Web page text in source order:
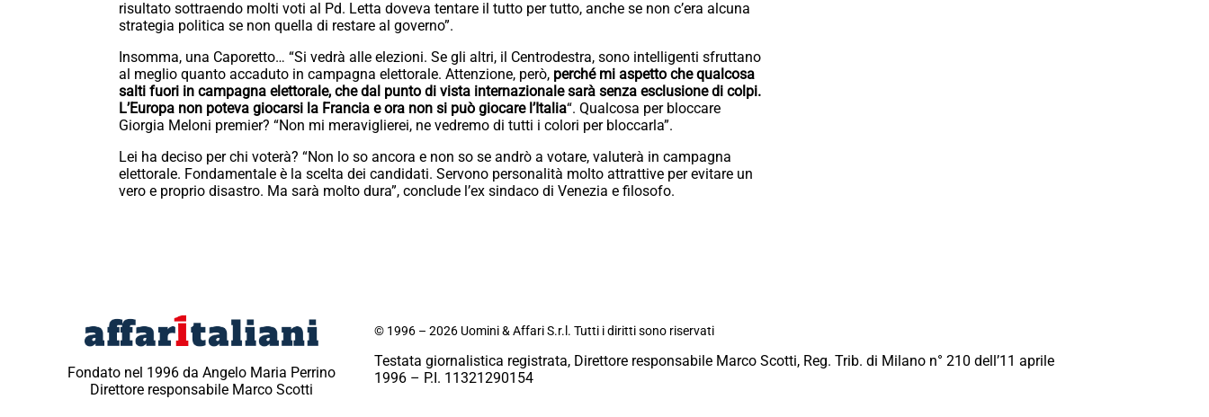
risultato sottraendo molti voti al Pd. Letta doveva tentare il tutto per tutto, anche se non c’era alcuna
strategia politica se non quella di restare al governo”.
Insomma, una Caporetto… “Si vedrà alle elezioni. Se gli altri, il Centrodestra, sono intelligenti sfruttano
al meglio quanto accaduto in campagna elettorale. Attenzione, però, perché mi aspetto che qualcosa
salti fuori in campagna elettorale, che dal punto di vista internazionale sarà senza esclusione di colpi.
L’Europa non poteva giocarsi la Francia e ora non si può giocare l’Italia“. Qualcosa per bloccare
Giorgia Meloni premier? “Non mi meraviglierei, ne vedremo di tutti i colori per bloccarla”.
Lei ha deciso per chi voterà? “Non lo so ancora e non so se andrò a votare, valuterà in campagna
elettorale. Fondamentale è la scelta dei candidati. Servono personalità molto attrattive per evitare un
vero e proprio disastro. Ma sarà molto dura”, conclude l’ex sindaco di Venezia e filosofo.
Fondato nel 1996 da Angelo Maria Perrino
Direttore responsabile Marco Scotti
© 1996 – 2026 Uomini & Affari S.r.l. Tutti i diritti sono riservati
Testata giornalistica registrata, Direttore responsabile Marco Scotti, Reg. Trib. di Milano n° 210 dell’11 aprile
1996 – P.I. 11321290154